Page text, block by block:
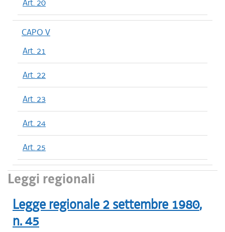
Art. 20
CAPO V
Art. 21
Art. 22
Art. 23
Art. 24
Art. 25
Leggi regionali
Legge regionale 2 settembre 1980,
n.45